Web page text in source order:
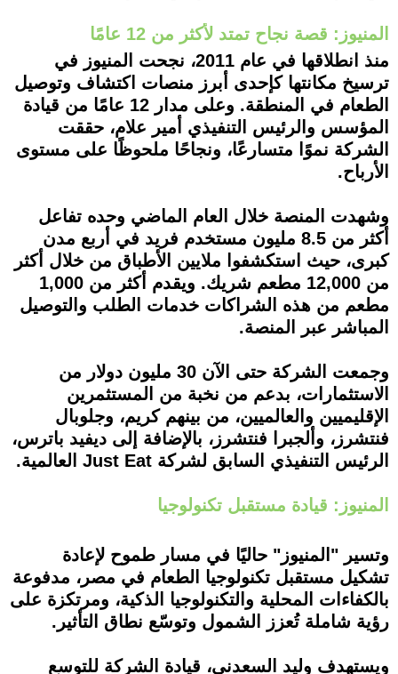
المنيوز: قصة نجاح تمتد لأكثر من 12 عامًا
منذ انطلاقها في عام 2011، نجحت المنيوز في
ترسيخ مكانتها كإحدى أبرز منصات اكتشاف وتوصيل
الطعام في المنطقة. وعلى مدار 12 عامًا من قيادة
المؤسس والرئيس التنفيذي أمير علام، حققت
الشركة نموًا متسارعًا، ونجاحًا ملحوظًا على مستوى
الأرباح.
وشهدت المنصة خلال العام الماضي وحده تفاعل
أكثر من 8.5 مليون مستخدم فريد في أربع مدن
كبرى، حيث استكشفوا ملايين الأطباق من خلال أكثر
من 12,000 مطعم شريك. ويقدم أكثر من 1,000
مطعم من هذه الشراكات خدمات الطلب والتوصيل
المباشر عبر المنصة.
وجمعت الشركة حتى الآن 30 مليون دولار من
الاستثمارات، بدعم من نخبة من المستثمرين
الإقليميين والعالميين، من بينهم كريم، وجلوبال
فنتشرز، وألجبرا فنتشرز، بالإضافة إلى ديفيد باترس،
الرئيس التنفيذي السابق لشركة Just Eat العالمية.
المنيوز: قيادة مستقبل تكنولوجيا
وتسير "المنيوز" حاليًا في مسار طموح لإعادة
تشكيل مستقبل تكنولوجيا الطعام في مصر، مدفوعة
بالكفاءات المحلية والتكنولوجيا الذكية، ومرتكزة على
رؤية شاملة تُعزز الشمول وتوسّع نطاق التأثير.
ويستهدف وليد السعدني، قيادة الشركة للتوسع